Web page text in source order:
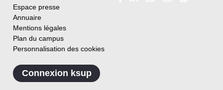
Espace presse
Annuaire
Mentions légales
Plan du campus
Personnalisation des cookies
Connexion ksup